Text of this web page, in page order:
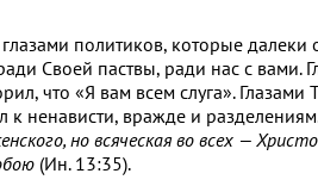
политиков, которые далеки
Своей паствы, ради нас с вами.
что «Я вам всем слуга». Глазами
ненависти, вражде и разделениям.
но всяческая во всех —
(Ин. 13:35).